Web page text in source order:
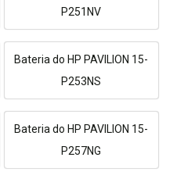
P251NV
Bateria do HP PAVILION 15-
P253NS
Bateria do HP PAVILION 15-
P257NG